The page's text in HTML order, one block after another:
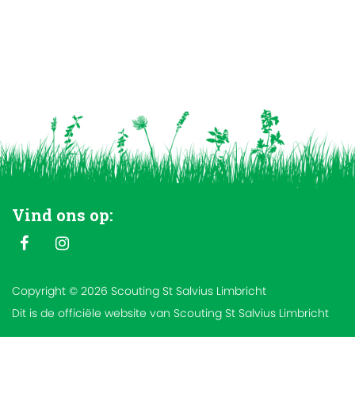
Vind ons op:
Copyright © 2026 Scouting St Salvius Limbricht
Dit is de officiële website van Scouting St Salvius Limbricht